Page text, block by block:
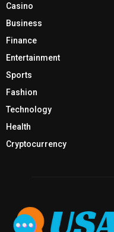
Casino
Business
Finance
Entertainment
Sports
Fashion
Technology
Health
Cryptocurrency